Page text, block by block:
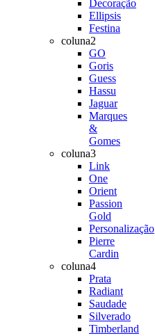
Decoração
Ellipsis
Festina
coluna2
GO
Goris
Guess
Hassu
Jaguar
Marques
&
Gomes
coluna3
Link
One
Orient
Passion
Gold
Personalização
Pierre
Cardin
coluna4
Prata
Radiant
Saudade
Silverado
Timberland